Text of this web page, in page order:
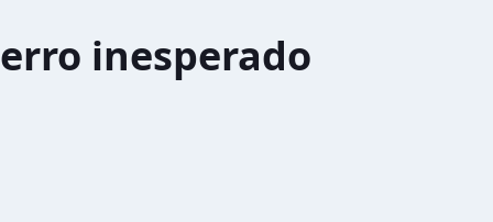
erro inesperado